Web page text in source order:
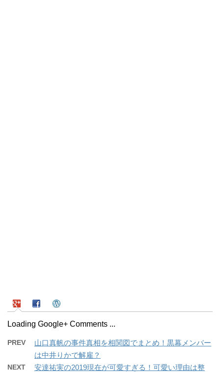
Loading Google+ Comments ...
PREV
山口真帆の事件真相を相関図でまとめ！黒幕メンバー
は中井りかで解雇？
NEXT
安達祐実の2019現在が可愛すぎる！可愛い理由は整